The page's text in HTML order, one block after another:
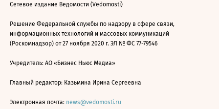
Сетевое издание Ведомости (Vedomosti)
Решение Федеральной службы по надзору в сфере связи,
информационных технологий и массовых коммуникаций
(Роскомнадзор) от 27 ноября 2020 г. ЭЛ № ФС 77-79546
Учредитель: АО «Бизнес Ньюс Медиа»
Главный редактор: Казьмина Ирина Сергеевна
Электронная почта: news@vedomosti.ru